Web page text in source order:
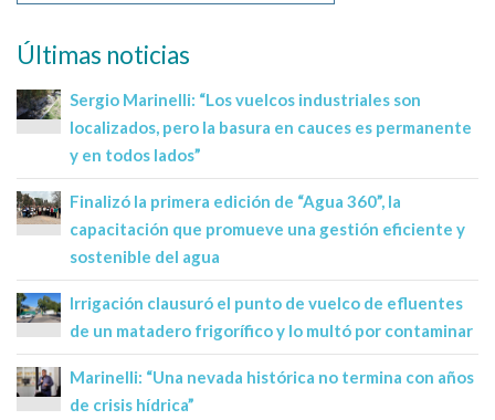
Últimas noticias
Sergio Marinelli: “Los vuelcos industriales son
localizados, pero la basura en cauces es permanente
y en todos lados”
Finalizó la primera edición de “Agua 360”, la
capacitación que promueve una gestión eficiente y
sostenible del agua
Irrigación clausuró el punto de vuelco de efluentes
de un matadero frigorífico y lo multó por contaminar
Marinelli: “Una nevada histórica no termina con años
de crisis hídrica”